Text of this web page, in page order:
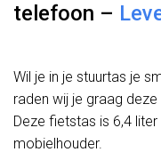
telefoon –
Wil je in je stuurtas je
raden wij je graag
Deze fietstas is 6,4
mobielhouder.